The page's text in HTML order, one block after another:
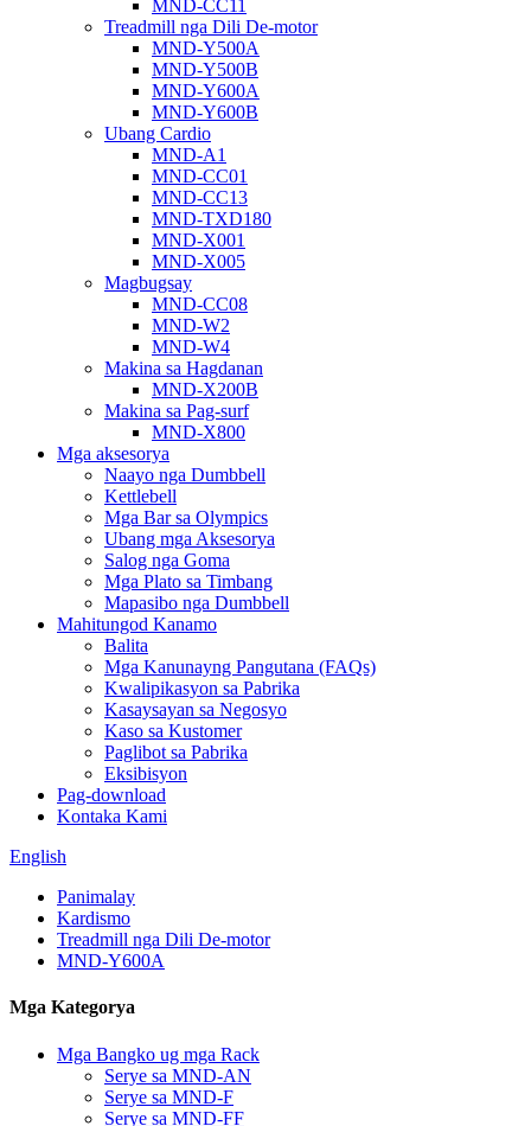
MND-CC11
Treadmill nga Dili De-motor
MND-Y500A
MND-Y500B
MND-Y600A
MND-Y600B
Ubang Cardio
MND-A1
MND-CC01
MND-CC13
MND-TXD180
MND-X001
MND-X005
Magbugsay
MND-CC08
MND-W2
MND-W4
Makina sa Hagdanan
MND-X200B
Makina sa Pag-surf
MND-X800
Mga aksesorya
Naayo nga Dumbbell
Kettlebell
Mga Bar sa Olympics
Ubang mga Aksesorya
Salog nga Goma
Mga Plato sa Timbang
Mapasibo nga Dumbbell
Mahitungod Kanamo
Balita
Mga Kanunayng Pangutana (FAQs)
Kwalipikasyon sa Pabrika
Kasaysayan sa Negosyo
Kaso sa Kustomer
Paglibot sa Pabrika
Eksibisyon
Pag-download
Kontaka Kami
English
Panimalay
Kardismo
Treadmill nga Dili De-motor
MND-Y600A
Mga Kategorya
Mga Bangko ug mga Rack
Serye sa MND-AN
Serye sa MND-F
Serye sa MND-FF